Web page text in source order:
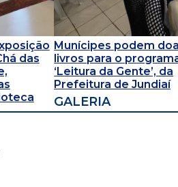
das
Munícipes podem
livros para o
‘Leitura da Gente’, da
Prefeitura de Jundiaí
GALERIA